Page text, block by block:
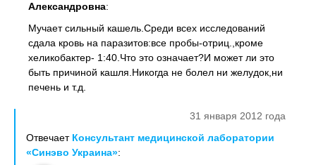
Александровна:
Мучает сильный кашель.Среди всех исследований
сдала кровь на паразитов:все пробы-отриц.,кроме
хеликобактер- 1:40.Что это означает?И может ли это
быть причиной кашля.Никогда не болел ни желудок,ни
печень и т.д.
31 января 2012 года
Отвечает Консультант медицинской лаборатории
«Синэво Украина»: